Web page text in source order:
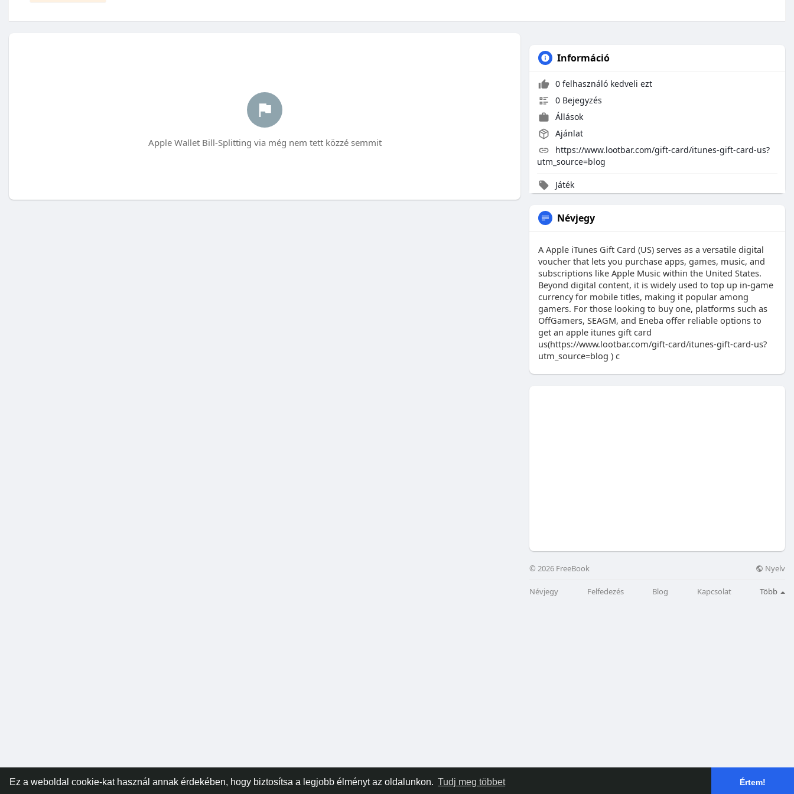
Ez a weboldal cookie-kat használ annak érdekében, hogy biztosítsa a legjobb élményt az oldalunkon. Tudj meg többet Értem!
Apple Wallet Bill-Splitting via még nem tett közzé semmit
Információ
0 felhasználó kedveli ezt
0 Bejegyzés
Állások
Ajánlat
https://www.lootbar.com/gift-card/itunes-gift-card-us?
utm_source=blog
Játék
Névjegy
A Apple iTunes Gift Card (US) serves as a versatile digital
voucher that lets you purchase apps, games, music, and
subscriptions like Apple Music within the United States.
Beyond digital content, it is widely used to top up in-game
currency for mobile titles, making it popular among
gamers. For those looking to buy one, platforms such as
OffGamers, SEAGM, and Eneba offer reliable options to
get an apple itunes gift card
us(https://www.lootbar.com/gift-card/itunes-gift-card-us?
utm_source=blog ) c
© 2026 FreeBook Nyelv
Névjegy Felfedezés Blog Kapcsolat Több